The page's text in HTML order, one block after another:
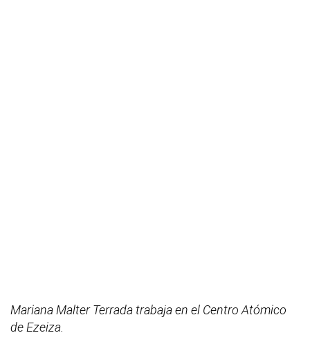
Mariana Malter Terrada trabaja en el Centro Atómico
de Ezeiza.